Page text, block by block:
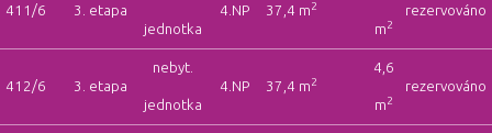
411/6 3. etapa
jednotka
4.NP 37,4 m2
m2
rezervováno
412/6 3. etapa
nebyt.
jednotka
4.NP 37,4 m2
4,6
m2
rezervováno